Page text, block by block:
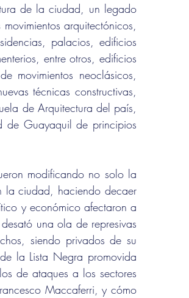
de la ciudad, un legado
arquitectónicos,
palacios, edificios
entre otros, edificios
movimientos neoclásicos,
técnicas constructivas,
de Arquitectura del país,
de Guayaquil de principios
modificando no solo la
la ciudad, haciendo decaer
y económico afectaron a
una ola de represivas
siendo privados de su
la Lista Negra promovida
de ataques a los sectores
Maccaferri, y cómo